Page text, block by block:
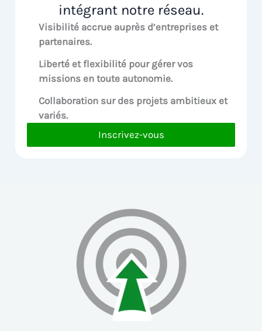
intégrant notre réseau.
Visibilité accrue auprès d’entreprises et
partenaires.
Liberté et flexibilité pour gérer vos
missions en toute autonomie.
Collaboration sur des projets ambitieux et
variés.
Inscrivez-vous